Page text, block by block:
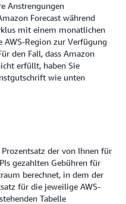
Anstrengungen
Forecast während
mit einem monatlichen
Region zur Verfügung
den Fall, dass Amazon
erfüllt, haben Sie
wie unten
der von Ihnen für
gezahlten Gebühren für
berechnet, in dem der
für die jeweilige AWS-
Tabelle